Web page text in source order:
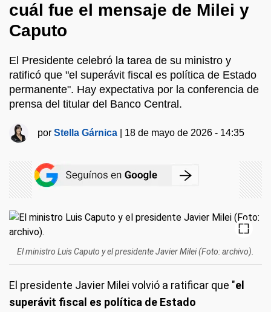
cuál fue el mensaje de Milei y
Caputo
El Presidente celebró la tarea de su ministro y
ratificó que "el superávit fiscal es política de Estado
permanente". Hay expectativa por la conferencia de
prensa del titular del Banco Central.
porStella Gárnica 18 de mayo de 2026 - 14:35
El ministro Luis Caputo y el presidente Javier Milei (Foto: archivo).
El presidente Javier Milei volvió a ratificar que "el
superávit fiscal es política de Estado